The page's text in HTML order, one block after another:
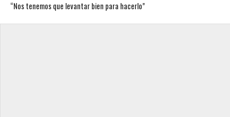
“Nos tenemos que levantar bien para hacerlo”